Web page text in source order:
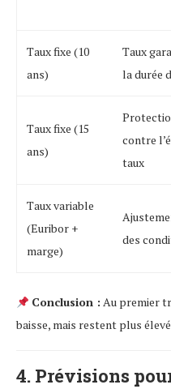
Taux fixe (10
ans)
Taux
la durée
Taux fixe (15
ans)
contre
taux
Taux variable
(Euribor +
marge)
des
Conclusion : Au premier
baisse, mais restent plus
4. Prévisions